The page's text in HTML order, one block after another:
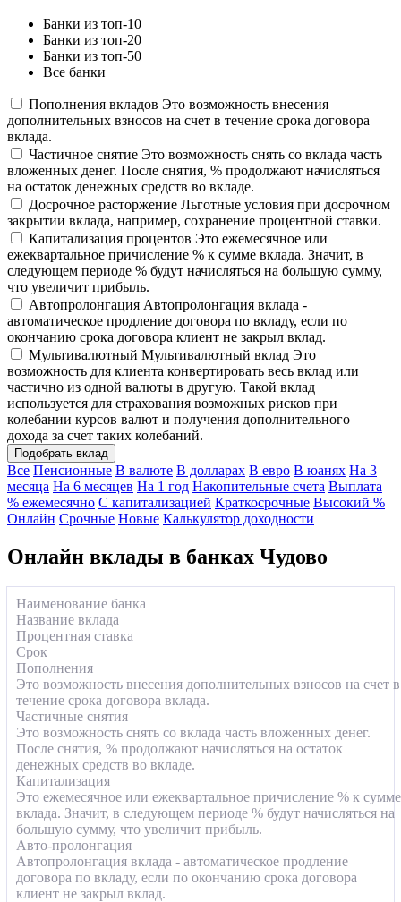
Банки из топ-10
Банки из топ-20
Банки из топ-50
Все банки
Пополнения вкладов Это возможность внесения
дополнительных взносов на счет в течение срока договора
вклада.
Частичное снятие Это возможность снять со вклада часть
вложенных денег. После снятия, % продолжают начисляться
на остаток денежных средств во вкладе.
Досрочное расторжение Льготные условия при досрочном
закрытии вклада, например, сохранение процентной ставки.
Капитализация процентов Это ежемесячное или
ежеквартальное причисление % к сумме вклада. Значит, в
следующем периоде % будут начисляться на большую сумму,
что увеличит прибыль.
Автопролонгация Автопролонгация вклада -
автоматическое продление договора по вкладу, если по
окончанию срока договора клиент не закрыл вклад.
Мультивалютный Мультивалютный вклад Это
возможность для клиента конвертировать весь вклад или
частично из одной валюты в другую. Такой вклад
используется для страхования возможных рисков при
колебании курсов валют и получения дополнительного
дохода за счет таких колебаний.
Подобрать вклад
Все Пенсионные В валюте В долларах В евро В юанях На 3
месяца На 6 месяцев На 1 год Накопительные счета Выплата
% ежемесячно С капитализацией Краткосрочные Высокий %
Онлайн Срочные Новые Калькулятор доходности
Онлайн вклады в банках Чудово
Наименование банка
Название вклада
Процентная ставка
Срок
Пополнения
Это возможность внесения дополнительных взносов на счет в
течение срока договора вклада.
Частичные снятия
Это возможность снять со вклада часть вложенных денег.
После снятия, % продолжают начисляться на остаток
денежных средств во вкладе.
Капитализация
Это ежемесячное или ежеквартальное причисление % к сумме
вклада. Значит, в следующем периоде % будут начисляться на
большую сумму, что увеличит прибыль.
Авто-пролонгация
Автопролонгация вклада - автоматическое продление
договора по вкладу, если по окончанию срока договора
клиент не закрыл вклад.